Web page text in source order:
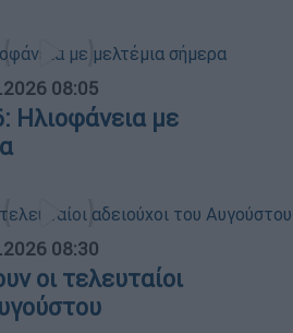
08:05
Ηλιοφάνεια με
08:30
οι τελευταίοι